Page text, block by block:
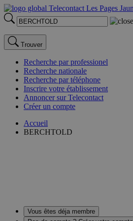
Trouver
Recherche par professionel
Recherche nationale
Recherche par téléphone
Inscrire votre établissement
Annoncer sur Telecontact
Créer un compte
Accueil
BERCHTOLD
Vous êtes déja membre